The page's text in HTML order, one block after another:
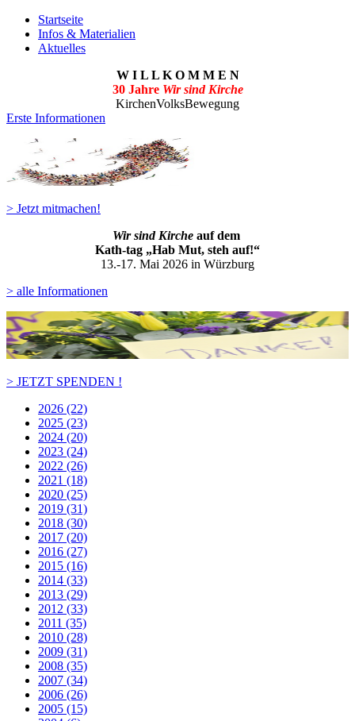
Startseite
Infos & Materialien
Aktuelles
W I L L K O M M E N
30 Jahre Wir sind Kirche
KirchenVolksBewegung
Erste Informationen
> Jetzt mitmachen!
Wir sind Kirche auf dem
Kath-tag „Hab Mut, steh auf!“
13.-17. Mai 2026 in Würzburg
> alle Informationen
> JETZT SPENDEN !
2026 (22)
2025 (23)
2024 (20)
2023 (24)
2022 (26)
2021 (18)
2020 (25)
2019 (31)
2018 (30)
2017 (20)
2016 (27)
2015 (16)
2014 (33)
2013 (29)
2012 (33)
2011 (35)
2010 (28)
2009 (31)
2008 (35)
2007 (34)
2006 (26)
2005 (15)